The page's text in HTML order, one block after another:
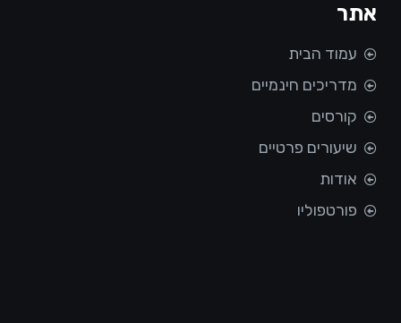
אתר
עמוד הבית
מדריכים חינמיים
קורסים
שיעורים פרטיים
אודות
פורטפוליו